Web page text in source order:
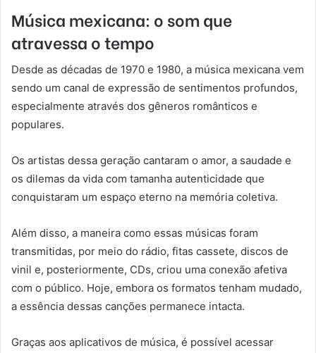
Música mexicana: o som que
atravessa o tempo
Desde as décadas de 1970 e 1980, a música mexicana vem
sendo um canal de expressão de sentimentos profundos,
especialmente através dos gêneros românticos e
populares.
Os artistas dessa geração cantaram o amor, a saudade e
os dilemas da vida com tamanha autenticidade que
conquistaram um espaço eterno na memória coletiva.
Além disso, a maneira como essas músicas foram
transmitidas, por meio do rádio, fitas cassete, discos de
vinil e, posteriormente, CDs, criou uma conexão afetiva
com o público. Hoje, embora os formatos tenham mudado,
a essência dessas canções permanece intacta.
Graças aos aplicativos de música, é possível acessar